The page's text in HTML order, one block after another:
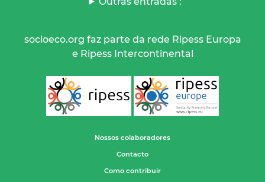
socioeco.org faz parte da rede Ripess Europa
e Ripess Intercontinental
Nossos colaboradores
Contacto
Como contribuir